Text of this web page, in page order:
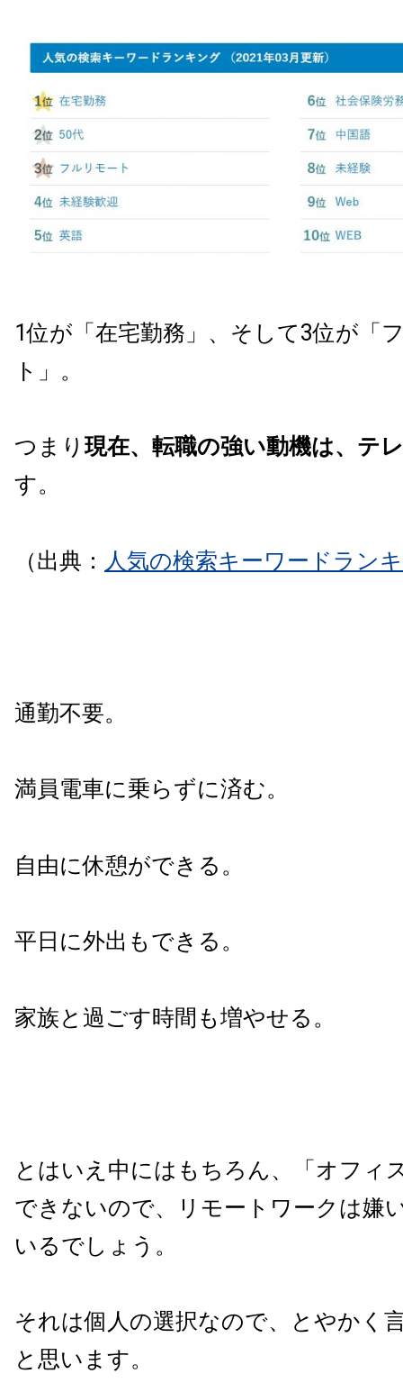
1位が「在宅勤務」、そして3位が「
ト」。
つまり 現在、転職の強い動機は、テ
す。
（出典： 人気の検索キーワードラン
通勤不要。
満員電車に乗らずに済む。
自由に休憩ができる。
平日に外出もできる。
家族と過ごす時間も増やせる。
とはいえ中にはもちろん、「オフィ
できないので、リモートワークは嫌
いるでしょう。
それは個人の選択なので、とやかく
と思います。